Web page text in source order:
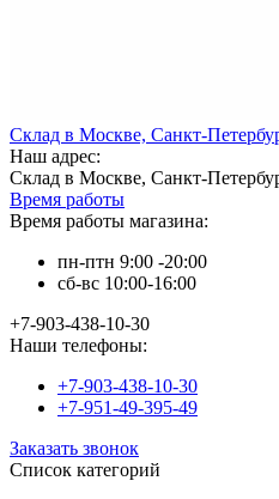
Склад в Москве, Санкт-
Наш адрес:
Склад в Москве, Санкт-
Время работы
Время работы магазина:
пн-птн 9:00 -20:00
сб-вс 10:00-16:00
+7-903-438-10-30
Наши телефоны:
+7-903-438-10-30
+7-951-49-395-49
Заказать звонок
Список категорий